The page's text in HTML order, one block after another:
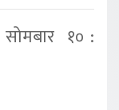
सोमबार १० :